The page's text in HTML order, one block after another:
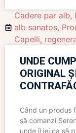
Cadere par alb,
alb sanatos,
Capelli,
UNDE
ORIGINAL
Când un produs
să comanzi
unde îl iei ca să